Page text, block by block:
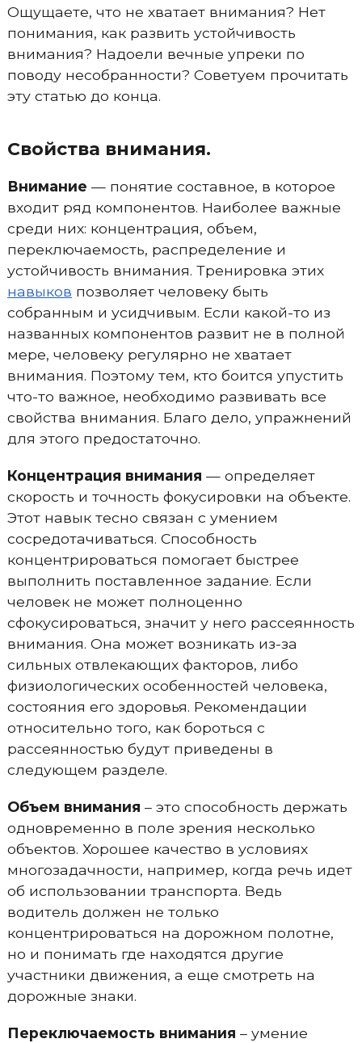
Ощущаете, что не хватает внимания? Нет
понимания, как развить устойчивость
внимания? Надоели вечные упреки по
поводу несобранности? Советуем прочитать
эту статью до конца.
Свойства внимания.
Внимание — понятие составное, в которое
входит ряд компонентов. Наиболее важные
среди них: концентрация, объем,
переключаемость, распределение и
устойчивость внимания. Тренировка этих
навыков позволяет человеку быть
собранным и усидчивым. Если какой-то из
названных компонентов развит не в полной
мере, человеку регулярно не хватает
внимания. Поэтому тем, кто боится упустить
что-то важное, необходимо развивать все
свойства внимания. Благо дело, упражнений
для этого предостаточно.
Концентрация внимания — определяет
скорость и точность фокусировки на объекте.
Этот навык тесно связан с умением
сосредотачиваться. Способность
концентрироваться помогает быстрее
выполнить поставленное задание. Если
человек не может полноценно
сфокусироваться, значит у него рассеянность
внимания. Она может возникать из-за
сильных отвлекающих факторов, либо
физиологических особенностей человека,
состояния его здоровья. Рекомендации
относительно того, как бороться с
рассеянностью будут приведены в
следующем разделе.
Объем внимания – это способность держать
одновременно в поле зрения несколько
объектов. Хорошее качество в условиях
многозадачности, например, когда речь идет
об использовании транспорта. Ведь
водитель должен не только
концентрироваться на дорожном полотне,
но и понимать где находятся другие
участники движения, а еще смотреть на
дорожные знаки.
Переключаемость внимания – умение